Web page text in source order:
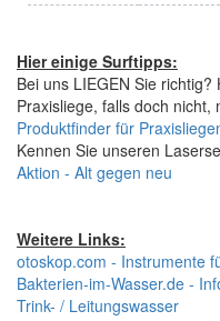
Hier einige Surftipps:
Bei uns LIEGEN Sie
Praxisliege, falls doch nicht,
Produktfinder für
Kennen Sie unseren
Aktion - Alt gegen neu
Weitere Links:
otoskop.com - Instrumente
Bakterien-im-Wasser.de -
Trink- / Leitungswasser